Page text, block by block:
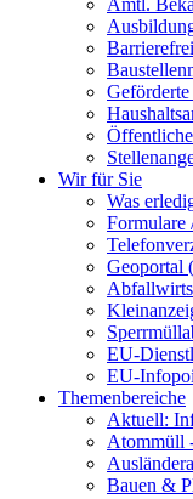
Amtl.
Wir für Sie
Was
Formulare
Geoportal
EU-
EU-
Themenbereiche
Aktuell:
Atommüll
Bauen &